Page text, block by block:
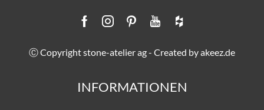
Ⓒ Copyright stone-atelier ag - Created byakeez.de
INFORMATIONEN